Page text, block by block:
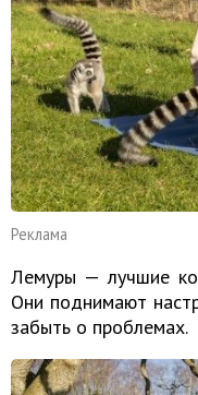
Реклама
Лемуры — лучшие
Они поднимают
забыть о проблемах.